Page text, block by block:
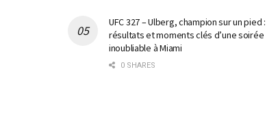
UFC 327 – Ulberg, champion sur un pied :
résultats et moments clés d’une soirée
inoubliable à Miami
0 SHARES